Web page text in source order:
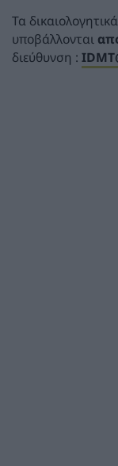
Τα
υποβάλλονται
διεύθυνση :